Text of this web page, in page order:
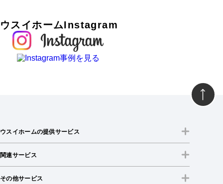
ウスイホームInstagram
ウスイホームの提供サービス
関連サービス
その他サービス